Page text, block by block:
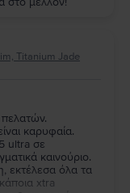
Titanium Jade
καρυφαία.
ultra σε
καινούριο.
εκτέλεσα όλα τα
xtra